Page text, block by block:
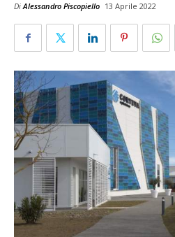
DiAlessandro Piscopiello 13 Aprile 2022